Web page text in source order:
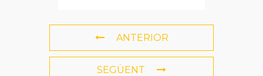
ANTERIOR
SEGÜENT